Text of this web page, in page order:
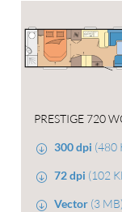
PRESTIGE 720
300 dpi (480
72 dpi (102
Vector (3 MB)